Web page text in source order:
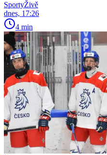
SportyŽivě
dnes, 17:26
4 min